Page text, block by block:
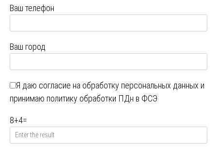
Ваш телефон
Ваш город
Я даю согласие на обработку персональных данных и
принимаю политику обработки ПДн в ФСЭ
8+4=